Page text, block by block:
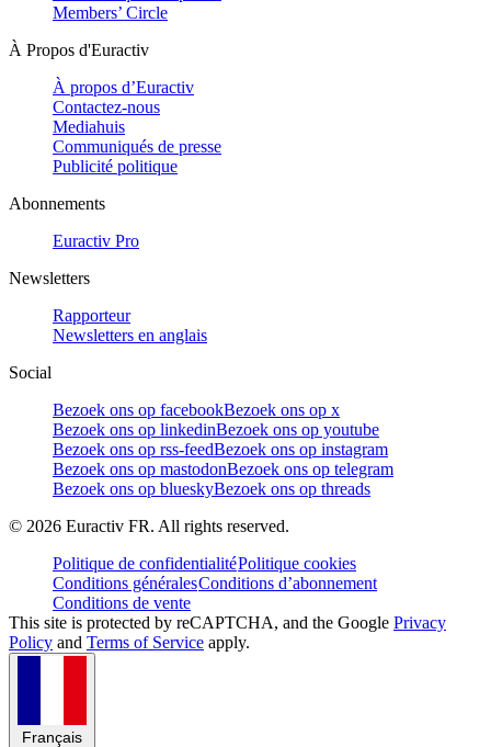
Members’ Circle
À Propos d'Euractiv
À propos d’Euractiv
Contactez-nous
Mediahuis
Communiqués de presse
Publicité politique
Abonnements
Euractiv Pro
Newsletters
Rapporteur
Newsletters en anglais
Social
Bezoek ons op facebookBezoek ons op x
Bezoek ons op linkedinBezoek ons op youtube
Bezoek ons op rss-feedBezoek ons op instagram
Bezoek ons op mastodonBezoek ons op telegram
Bezoek ons op blueskyBezoek ons op threads
© 2026 Euractiv FR. All rights reserved.
Politique de confidentialitéPolitique cookies
Conditions généralesConditions d’abonnement
Conditions de vente
This site is protected by reCAPTCHA, and the Google Privacy
Policy and Terms of Service apply.
Français